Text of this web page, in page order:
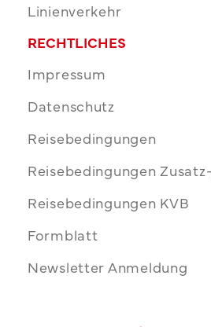
Linienverkehr
RECHTLICHES
Impressum
Datenschutz
Reisebedingungen
Reisebedingungen
Reisebedingungen KVB
Formblatt
Newsletter Anmeldung